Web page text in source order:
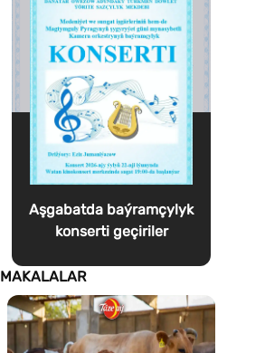
Aşgabatda baýramçylyk
konserti geçiriler
MAKALALAR